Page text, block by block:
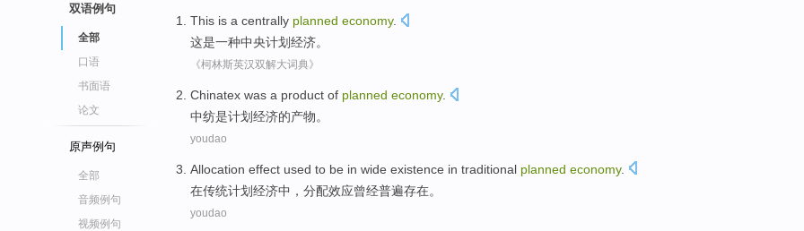
双语例句
全部
口语
书面语
论文
原声例句
全部
音频例句
视频例句
This is a centrally planned economy.
这是一种中央计划经济。
《柯林斯英汉双解大词典》
Chinatex was a product of planned economy.
中纺是计划经济的产物。
youdao
Allocation effect used to be in wide existence in traditional planned economy.
在传统计划经济中 ， 分配效应曾经普遍存在。
youdao